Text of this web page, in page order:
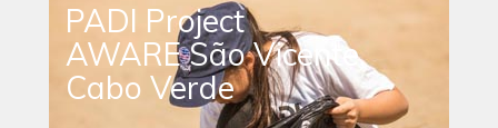
PADI Project
AWARE São Vicente,
Cabo Verde